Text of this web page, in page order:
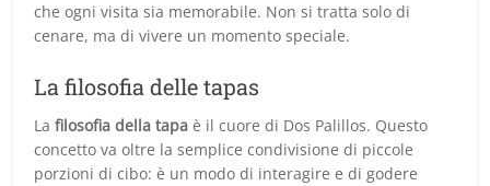
che ogni visita sia memorabile. Non si tratta solo di
cenare, ma di vivere un momento speciale.
La filosofia delle tapas
Lafilosofia della tapa è il cuore di Dos Palillos. Questo
concetto va oltre la semplice condivisione di piccole
porzioni di cibo: è un modo di interagire e di godere